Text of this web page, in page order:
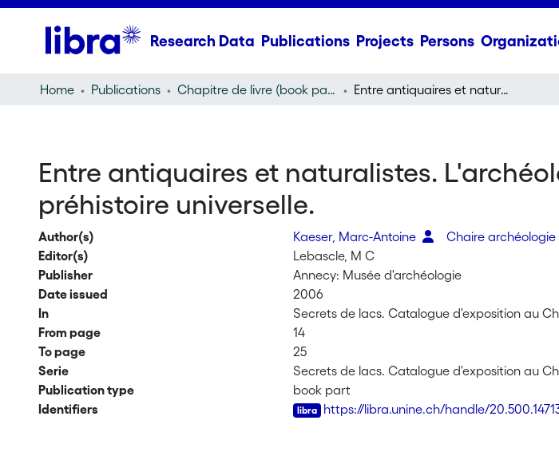
Research Data Publications Projects Persons
Home Publications Chapitre de livre (book part) Entre antiquaires et naturalistes. L'archéologie lacustre : un tournant dans la préhistoire universelle.
Entre antiquaires et naturalistes.
préhistoire universelle.
Author(s) Kaeser, Marc-Antoine
Chaire
Editor(s)
Lebascle, M C
Publisher
Annecy: Musée d'archéologie
Date issued
2006
In
Secrets de lacs. Catalogue d'exposition au
From page
14
To page
25
Serie
Secrets de lacs. Catalogue d'exposition au
Publication type
book part
Identifiers
https://libra.unine.ch/handle/